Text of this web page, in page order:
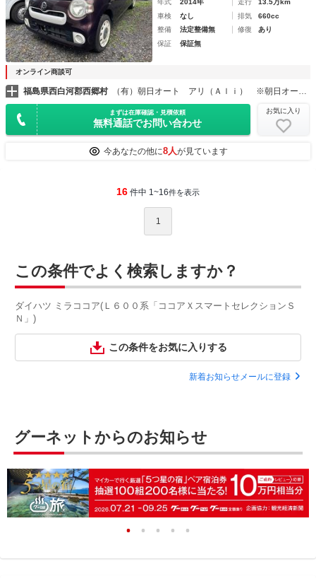
年式 2014年 走行
13.5万km
車検
なし 排気
660cc
整備
法定整備無 修復
あり
保証
保証無
オンライン商談可
福島県西白河郡西郷村
まずは在庫確認・見積依頼
無料通話でお問い合わせ
お気に入り
今あなたの他に8人が見ています
16 件中 1~16件を表示
1
この条件でよく検索しますか？
ダイハツ ミラココア(Ｌ６００系「ココアＸスマートセレクションＳ
Ｎ」)
この条件をお気に入りする
新着お知らせメールに登録
グーネットからのお知らせ